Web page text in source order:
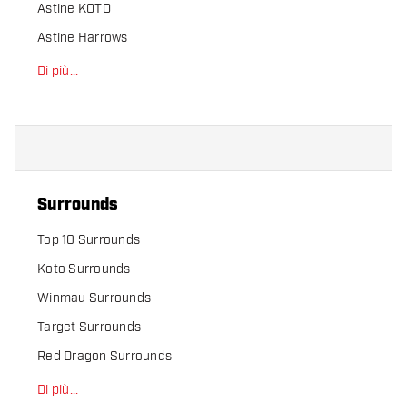
Astine KOTO
Astine Harrows
Di più...
Surrounds
Top 10 Surrounds
Koto Surrounds
Winmau Surrounds
Target Surrounds
Red Dragon Surrounds
Di più...